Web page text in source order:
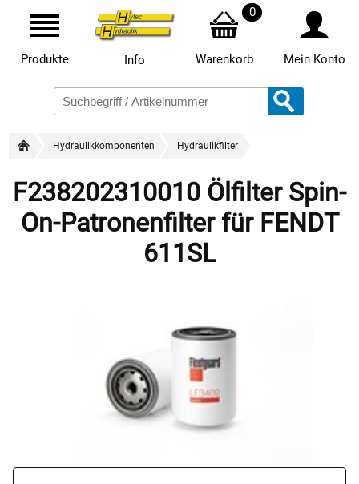
Produkte Info
0
Warenkorb Mein Konto
Hydraulikkomponenten Hydraulikfilter
F238202310010 Ölfilter Spin-
On-Patronenfilter für FENDT
611SL